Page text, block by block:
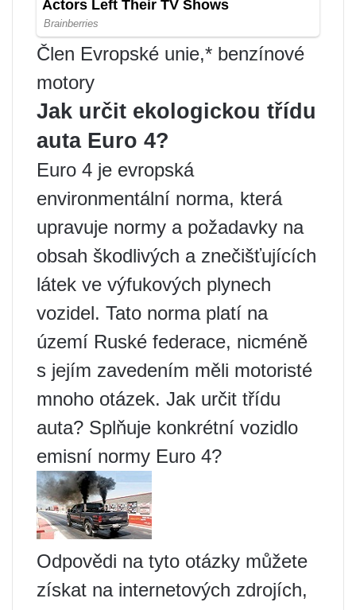
Člen Evropské unie,* benzínové
motory
Jak určit ekologickou třídu
auta Euro 4?
Euro 4 je evropská
environmentální norma, která
upravuje normy a požadavky na
obsah škodlivých a znečišťujících
látek ve výfukových plynech
vozidel. Tato norma platí na
území Ruské federace, nicméně
s jejím zavedením měli motoristé
mnoho otázek. Jak určit třídu
auta? Splňuje konkrétní vozidlo
emisní normy Euro 4?
Odpovědi na tyto otázky můžete
získat na internetových zdrojích,